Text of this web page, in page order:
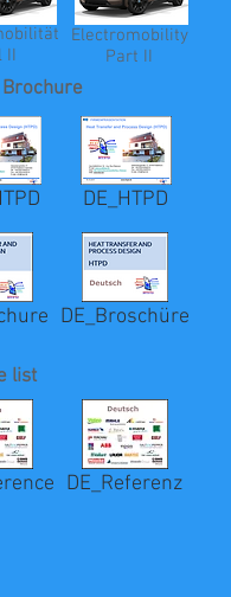
II
Electromobility
Part II
DE_HTPD
DE_Broschüre
list
DE_Referenz